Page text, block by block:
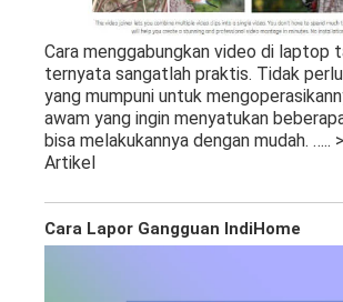
Cara menggabungkan video di laptop
ternyata sangatlah praktis. Tidak
yang mumpuni untuk
awam yang ingin menyatukan
bisa melakukannya dengan mudah. …..
Artikel
Cara Lapor Gangguan IndiHome